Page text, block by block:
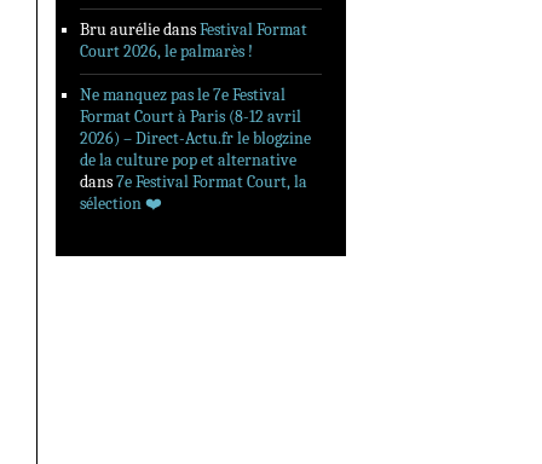
Bru auréliedansFestival Format
Court 2026, le palmarès !
Ne manquez pas le 7e Festival
Format Court à Paris (8-12 avril
2026) – Direct-Actu.fr le blogzine
de la culture pop et alternative
dans7e Festival Format Court, la
sélection ❤️‍